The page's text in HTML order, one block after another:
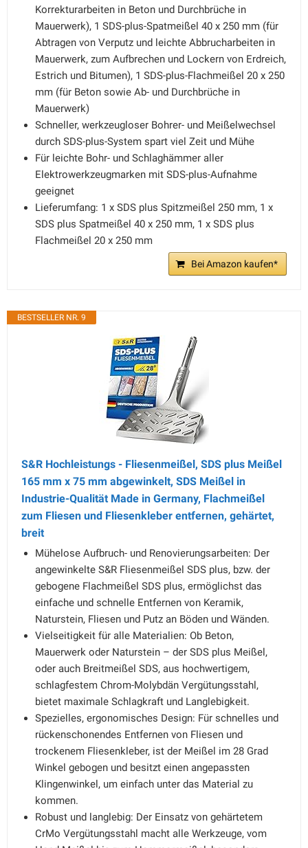
Korrekturarbeiten in Beton und Durchbrüche in
Mauerwerk), 1 SDS-plus-Spatmeißel 40 x 250 mm (für
Abtragen von Verputz und leichte Abbrucharbeiten in
Mauerwerk, zum Aufbrechen und Lockern von Erdreich,
Estrich und Bitumen), 1 SDS-plus-Flachmeißel 20 x 250
mm (für Beton sowie Ab- und Durchbrüche in
Mauerwerk)
Schneller, werkzeugloser Bohrer- und Meißelwechsel
durch SDS-plus-System spart viel Zeit und Mühe
Für leichte Bohr- und Schlaghämmer aller
Elektrowerkzeugmarken mit SDS-plus-Aufnahme
geeignet
Lieferumfang: 1 x SDS plus Spitzmeißel 250 mm, 1 x
SDS plus Spatmeißel 40 x 250 mm, 1 x SDS plus
Flachmeißel 20 x 250 mm
Bei Amazon kaufen*
BESTSELLER NR. 9
S&R Hochleistungs - Fliesenmeißel, SDS plus Meißel
165 mm x 75 mm abgewinkelt, SDS Meißel in
Industrie-Qualität Made in Germany, Flachmeißel
zum Fliesen und Fliesenkleber entfernen, gehärtet,
breit
Mühelose Aufbruch- und Renovierungsarbeiten: Der
angewinkelte S&R Fliesenmeißel SDS plus, bzw. der
gebogene Flachmeißel SDS plus, ermöglichst das
einfache und schnelle Entfernen von Keramik,
Naturstein, Fliesen und Putz an Böden und Wänden.
Vielseitigkeit für alle Materialien: Ob Beton,
Mauerwerk oder Naturstein – der SDS plus Meißel,
oder auch Breitmeißel SDS, aus hochwertigem,
schlagfestem Chrom-Molybdän Vergütungsstahl,
bietet maximale Schlagkraft und Langlebigkeit.
Spezielles, ergonomisches Design: Für schnelles und
rückenschonendes Entfernen von Fliesen und
trockenem Fliesenkleber, ist der Meißel im 28 Grad
Winkel gebogen und besitzt einen angepassten
Klingenwinkel, um einfach unter das Material zu
kommen.
Robust und langlebig: Der Einsatz von gehärtetem
CrMo Vergütungsstahl macht alle Werkzeuge, vom